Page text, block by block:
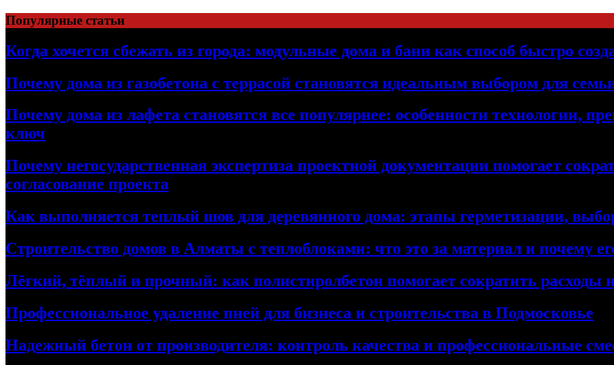
Перейти
к
содержимому
Популярные статьи
Когда хочется сбежать из города: модульные дома и бани как способ быстро
Почему дома из газобетона с террасой становятся идеальным выбором для
Почему дома из лафета становятся все популярнее: особенности технологии,
ключ
Почему негосударственная экспертиза проектной документации помогает
согласование проекта
Как выполняется теплый шов для деревянного дома: этапы герметизации,
Строительство домов в Алматы с теплоблоками: что это за материал и почему
Лёгкий, тёплый и прочный: как полистиролбетон помогает сократить расходы
Профессиональное удаление пней для бизнеса и строительства в Подмосковье
Надежный бетон от производителя: контроль качества и профессиональные